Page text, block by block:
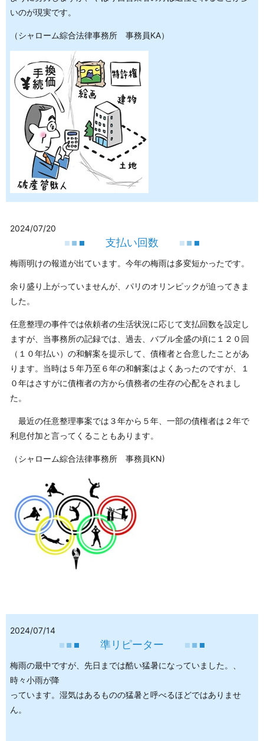
いのが現実です。
（シャローム綜合法律事務所 事務員KA）
2024/07/20
支払い回数
梅雨明けの報道が出ています。今年の梅雨は多変短かったです。
余り盛り上がっていませんが、パリのオリンピックが迫ってきま
した。
任意整理の事件では依頼者の生活状況に応じて支払回数を設定し
ますが、当事務所の記録では、過去、バブル全盛の頃に１２０回
（１０年払い）の和解案を提示して、債権者と合意したことがあ
ります。当時は５年乃至６年の和解案はよくあったのですが、１
０年はさすがに債権者の方から債務者の生存の心配をされまし
た。
最近の任意整理事案では３年から５年、一部の債権者は２年で
利息付加と言ってくることもあります。
（シャローム綜合法律事務所 事務員KN)
2024/07/14
準リピーター
梅雨の最中ですが、先日までは酷い猛暑になっていました。、
時々小雨が降
っています。湿気はあるものの猛暑と呼べるほどではありませ
ん。